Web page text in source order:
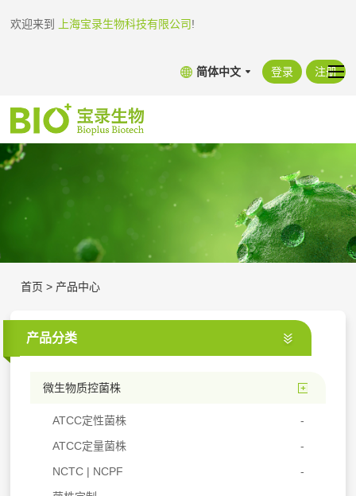
欢迎来到 上海宝录生物科技有限公司!
简体中文 登录 注册
首页 > 产品中心
产品分类
微生物质控菌株
ATCC定性菌株
ATCC定量菌株
NCTC | NCPF